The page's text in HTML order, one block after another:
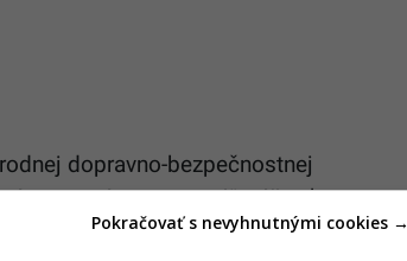
dopravno-bezpečnostnej
nesie názov„Speed“. Súčasťou tejto
, ktorá sa uskutoční 15. apríla 2026.
Pokračovať s nevyhnutnými cookies →